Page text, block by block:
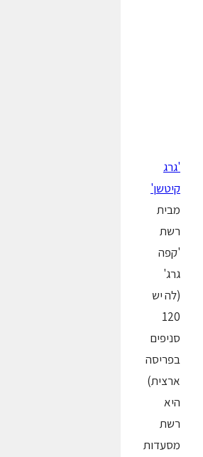
'גרג
קיטשן'
מבית
רשת
'קפה
גרג'
(לה יש
120
סניפים
בפריסה
ארצית)
היא
רשת
מסעדות